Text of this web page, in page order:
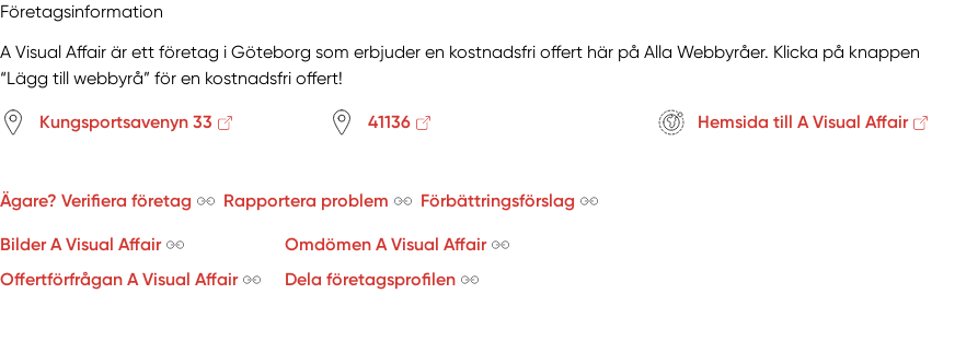
Företagsinformation
A Visual Affair är ett företag i Göteborg som erbjuder en kostnadsfri offert här på Alla Webbyråer. Klicka på knappen
“Lägg till webbyrå” för en kostnadsfri offert!
Kungsportsavenyn 33 41136 Hemsida till A Visual Affair
Ägare? Verifiera företag Rapportera problem Förbättringsförslag
Bilder A Visual Affair
Omdömen A Visual Affair
Offertförfrågan A Visual Affair
Dela företagsprofilen